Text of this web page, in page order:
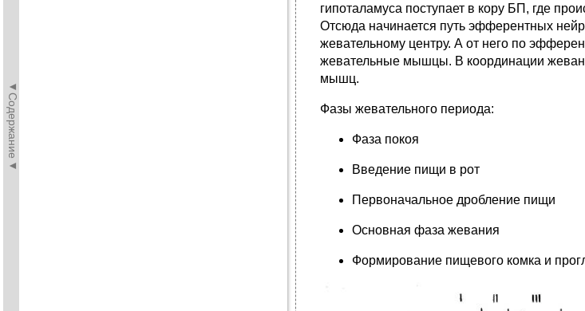
◄Содержание◄
гипоталамуса поступает в кору БП, где
Отсюда начинается путь эфферентных
жевательному центру. А от него по
жевательные мышцы. В координации
мышц.
Фазы жевательного периода:
Фаза покоя
Введение пищи в рот
Первоначальное дробление пищи
Основная фаза жевания
Формирование пищевого комка и